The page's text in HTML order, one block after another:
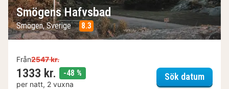
Smögens Hafvsbad
Smögen, Sverige 8.3
Från2547 kr.
1333 kr. -48 %
per natt, 2 vuxna
Sök datum